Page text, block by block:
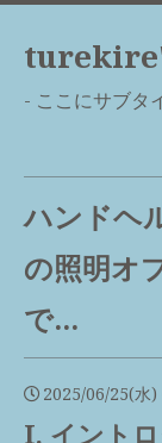
- ここにサブタ
ハンドヘ
の照明オ
で...
2025/06/25(水)
I. イント